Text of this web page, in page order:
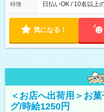
特徴 日払いOK / 10名以上
気になる！
＜お店へ出荷用＞お
グ/時給1250円